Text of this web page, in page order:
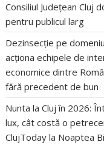
Consiliul Județean Cluj
pentru publicul larg
Dezinsecție pe
acționa echipele de
economice dintre
fără precedent de bun
Nunta la Cluj în 2026:
lux, cât costă o
ClujToday la Noaptea